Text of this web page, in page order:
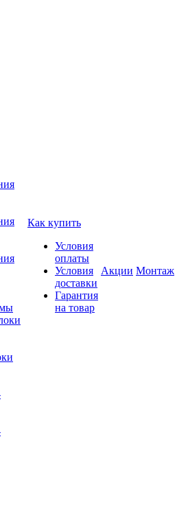
Как купить
Условия
оплаты
Условия
доставки
Гарантия
на товар
Акции Монтаж